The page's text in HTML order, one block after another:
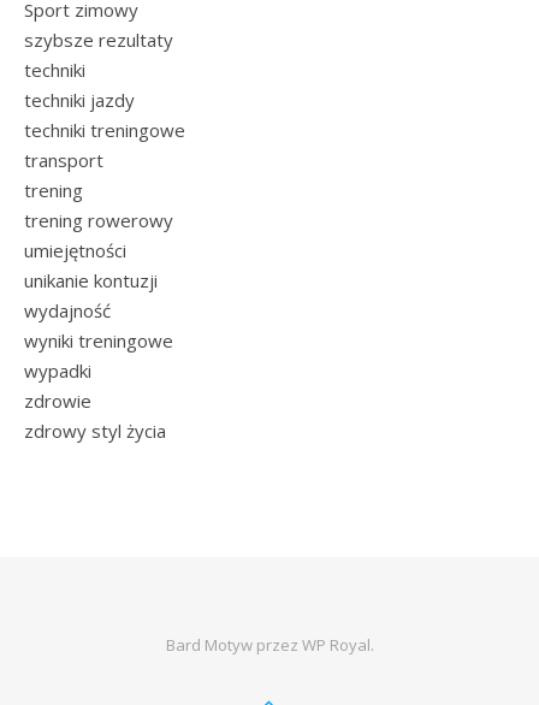
Sport zimowy
szybsze rezultaty
techniki
techniki jazdy
techniki treningowe
transport
trening
trening rowerowy
umiejętności
unikanie kontuzji
wydajność
wyniki treningowe
wypadki
zdrowie
zdrowy styl życia
Bard Motyw przez WP Royal.